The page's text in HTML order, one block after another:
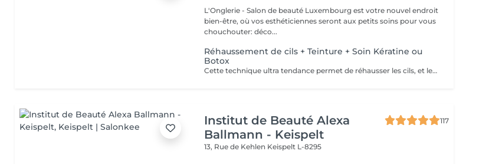
L'Onglerie - Salon de beauté Luxembourg est votre nouvel endroit
bien-être, où vos esthéticiennes seront aux petits soins pour vous
chouchouter: déco...
Réhaussement de cils + Teinture + Soin Kératine ou
Botox
Cette technique ultra tendance permet de réhausser les cils, et leur apporter une courbure naturelle digne d'un mascara Découvrez le réhaussement de cils classique, soin Kératine ou combiné au soin Lash Botox: le Must Have du moment. C'est un soin réparateur pour les cils à base de kératine, panthénol et vitamines pour fortifier les cils endommagés ou fragiles, les nourrir, les hydrater et booster leur croissance. La formule du traitement est réalisée spécialement pour les cils, inoffensif pour les yeux, à base de : Vitamine E, pour rajeunir, restaurer et activer la pousse des cils. Panthénol : pour restaurer la structure du poil abimé, il enrobe chaque cil d'une pellicule qui lui ajoute volume, le nourrit, l'hydrate et stimule la pousse. Huile d'argan: hydrate, nourrit et régénère les cils, les fait briller. Kératine: remplit la structure et remplit les zones abîmées des cils. Recrée la couche de kératine naturelle. Collagène: referme les couches supérieures des cils, les rend plus flexibles, et doux. Acide Hyaluronique: restaure et hydrate les cils, empêche la perte d'humidité. Le traitement entraîne une pousse des cils, 40 % de volume en plus après le traitement soin, la teinture noire dure jusqu'à huit semaines, et l'effet du soin dure environ 2 mois. Il est possible de faire ce traitement tous les 2 à 3 mois, le résultat va s'ajouter, et les cils n'en seront que plus beaux, et en bonne santé.
Institut de Beauté Alexa
Ballmann - Keispelt
117
13, Rue de Kehlen Keispelt L-8295